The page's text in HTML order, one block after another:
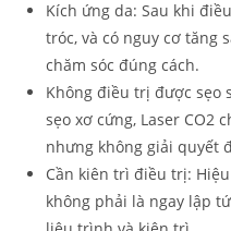
Kích ứng da: Sau khi
tróc, và có nguy cơ tăng
chăm sóc đúng cách.
Không điều trị được sẹo
sẹo xơ cứng, Laser CO2
nhưng không giải quyết
Cần kiên trì điều trị:
không phải là ngay lập